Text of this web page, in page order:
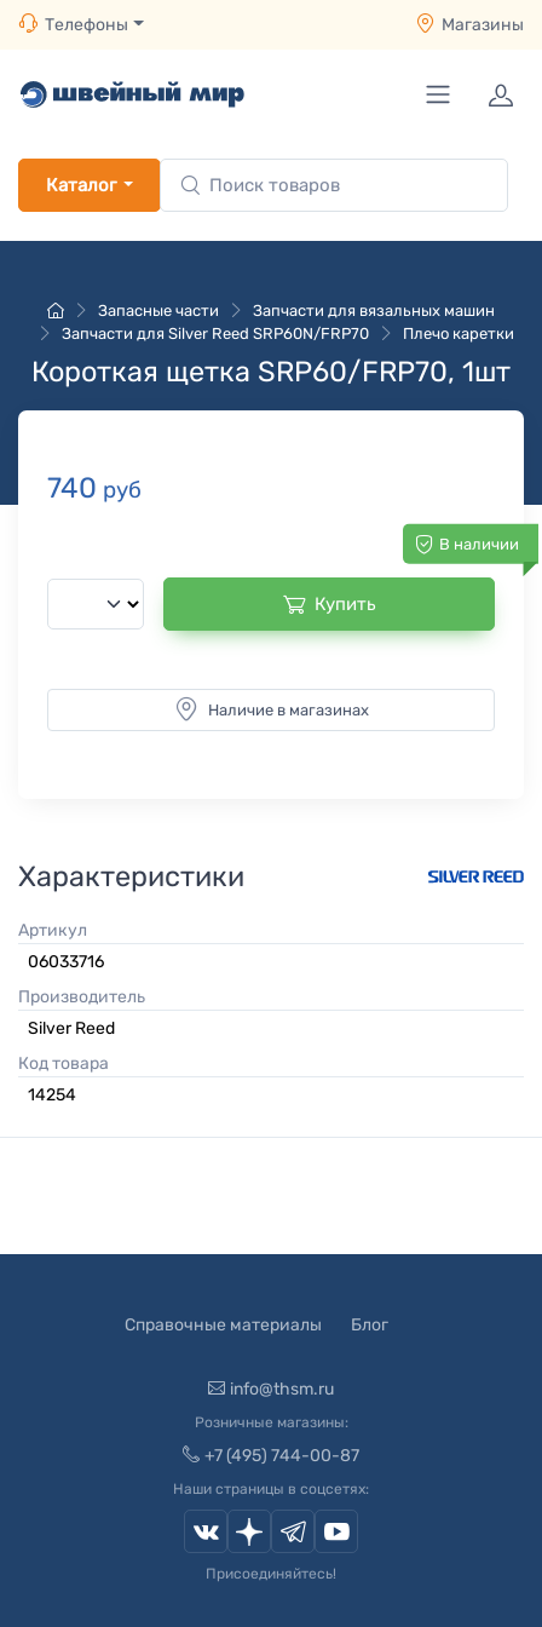
Телефоны Магазины
Каталог
Запасные части
Запчасти для вязальных машин
Запчасти для Silver Reed SRP60N/FRP70
Плечо каретки
Короткая щетка SRP60/FRP70, 1шт
740 руб
В наличии
Купить
Наличие в магазинах
Характеристики
Артикул
06033716
Производитель
Silver Reed
Код товара
14254
Справочные материалы Блог
info@thsm.ru
Розничные магазины:
+7 (495) 744-00-87
Наши страницы в соцсетях:
Присоединяйтесь!